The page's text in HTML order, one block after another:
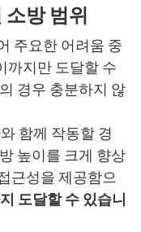
방 범위
주요한 어려움 중
까지만 도달할 수
경우 충분하지 않
함께 작동할 경
높이를 크게 향상
근성을 제공함으
도달할 수 있습니